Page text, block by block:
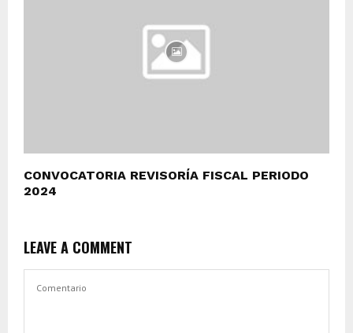
CONVOCATORIA REVISORÍA FISCAL PERIODO
2024
LEAVE A COMMENT